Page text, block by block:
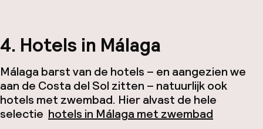
4. Hotels in Málaga
Málaga barst van de hotels – en aangezien we
aan de Costa del Sol zitten – natuurlijk ook
hotels met zwembad. Hier alvast de hele
selectie hotels in Málaga met zwembad